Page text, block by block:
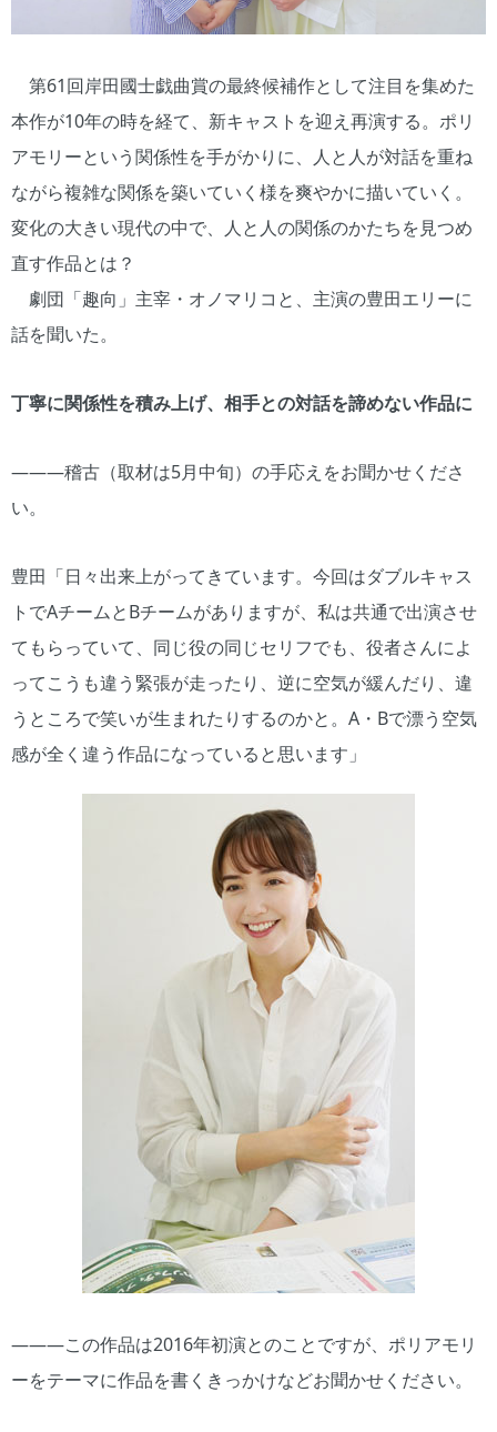
第61回岸田國士戯曲賞の最終候補作として注目を集めた
本作が10年の時を経て、新キャストを迎え再演する。ポリ
アモリーという関係性を手がかりに、人と人が対話を重ね
ながら複雑な関係を築いていく様を爽やかに描いていく。
変化の大きい現代の中で、人と人の関係のかたちを見つめ
直す作品とは？
劇団「趣向」主宰・オノマリコと、主演の豊田エリーに
話を聞いた。
丁寧に関係性を積み上げ、相手との対話を諦めない作品に
―――稽古（取材は5月中旬）の手応えをお聞かせくださ
い。
豊田「日々出来上がってきています。今回はダブルキャス
トでAチームとBチームがありますが、私は共通で出演させ
てもらっていて、同じ役の同じセリフでも、役者さんによ
ってこうも違う緊張が走ったり、逆に空気が緩んだり、違
うところで笑いが生まれたりするのかと。A・Bで漂う空気
感が全く違う作品になっていると思います」
―――この作品は2016年初演とのことですが、ポリアモリ
ーをテーマに作品を書くきっかけなどお聞かせください。